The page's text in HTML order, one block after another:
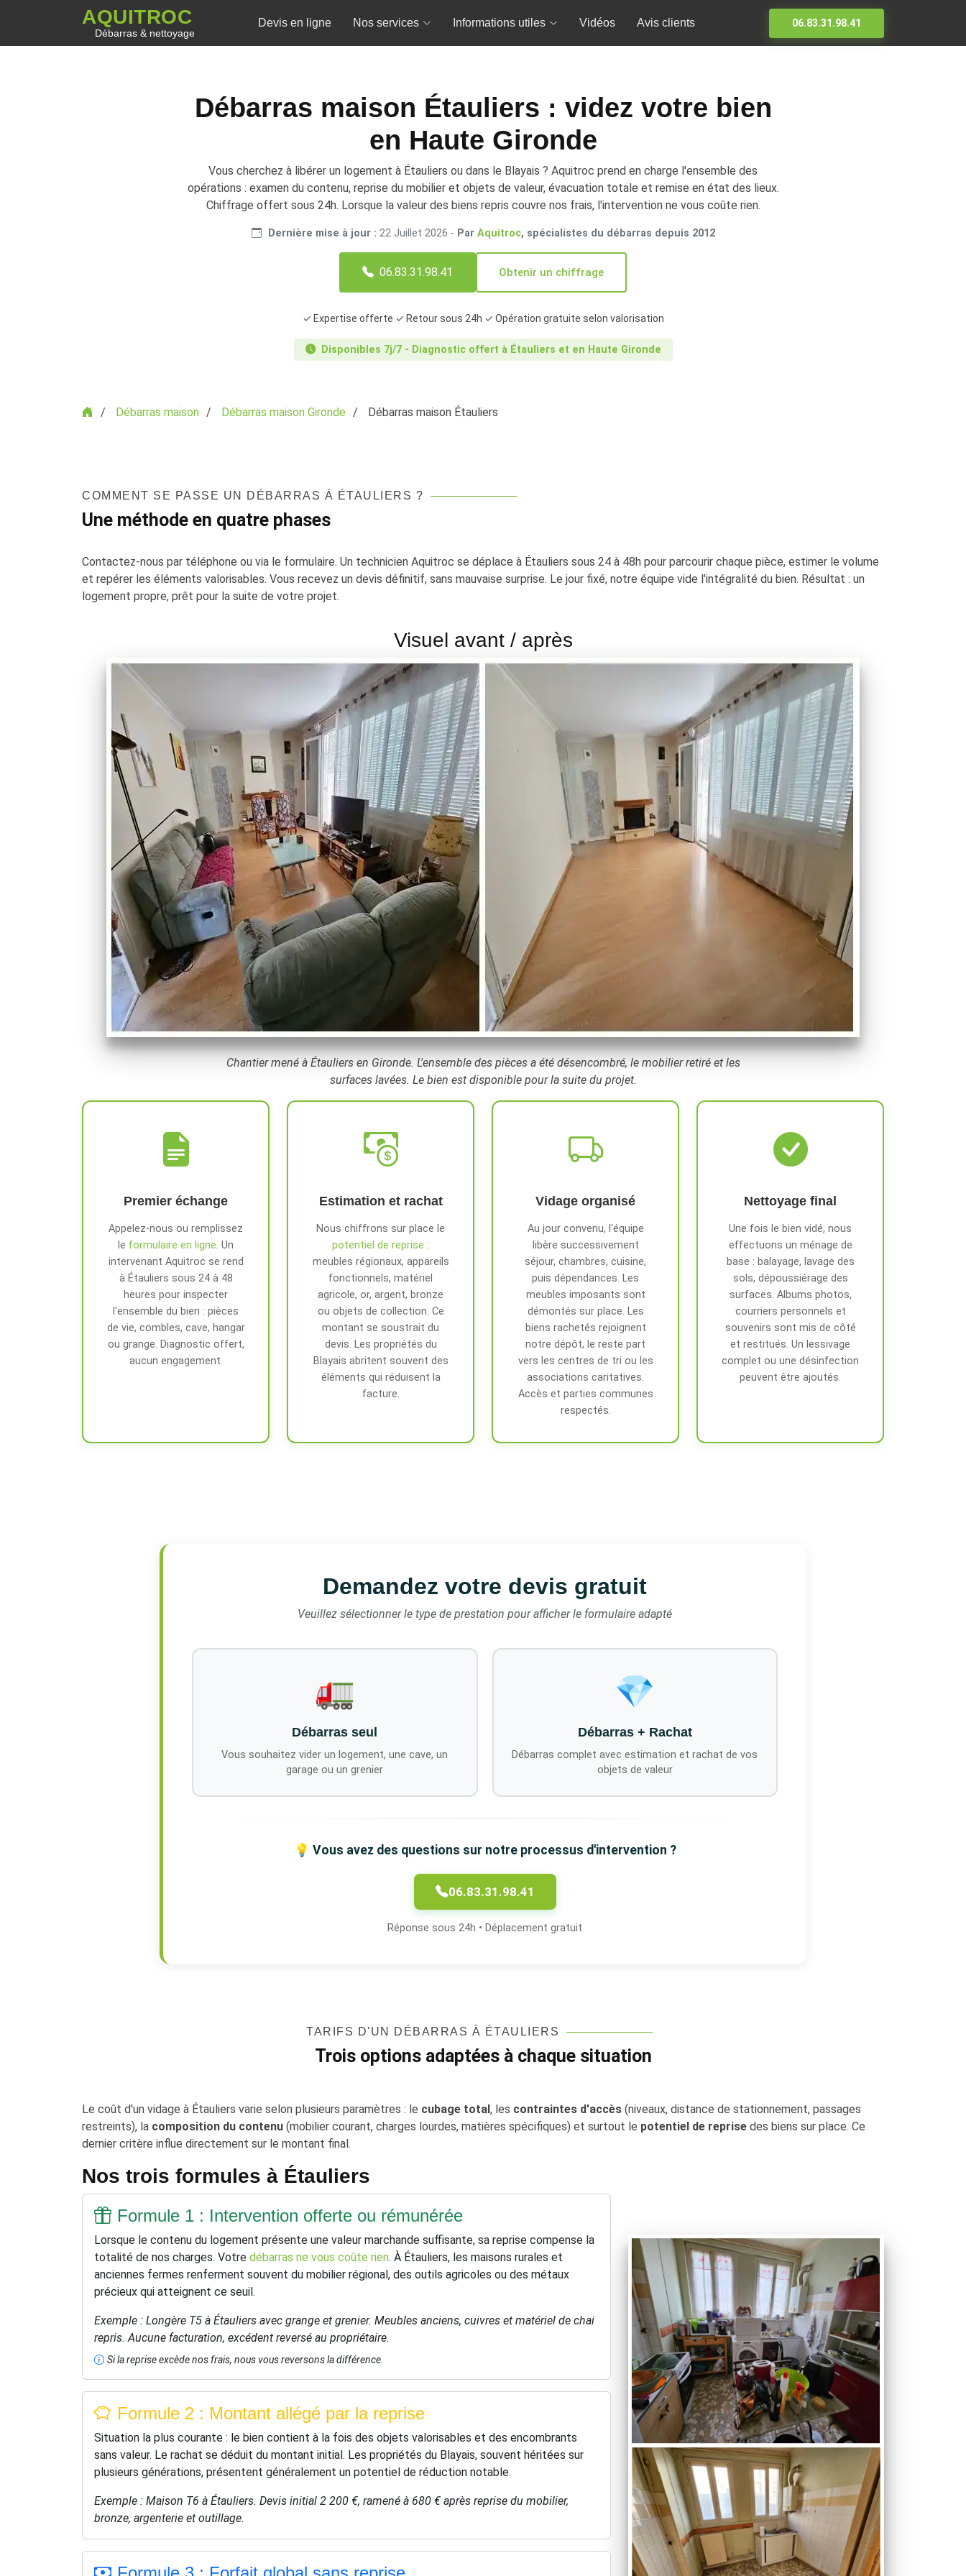
AQUITROC
Débarras & nettoyage
Devis en ligne Nos services Informations utiles Vidéos Avis clients 06.83.31.98.41
Débarras maison Étauliers : videz votre bien
en Haute Gironde
Vous cherchez à libérer un logement à Étauliers ou dans le Blayais ? Aquitroc prend en charge l'ensemble des
opérations : examen du contenu, reprise du mobilier et objets de valeur, évacuation totale et remise en état des lieux.
Chiffrage offert sous 24h. Lorsque la valeur des biens repris couvre nos frais, l'intervention ne vous coûte rien.
Dernière mise à jour : 22 Juillet 2026 - Par Aquitroc, spécialistes du débarras depuis 2012
06.83.31.98.41 Obtenir un chiffrage
✓ Expertise offerte ✓ Retour sous 24h ✓ Opération gratuite selon valorisation
Disponibles 7j/7 - Diagnostic offert à Étauliers et en Haute Gironde
AccueilDébarras maison Débarras maison Gironde Débarras maison Étauliers
COMMENT SE PASSE UN DÉBARRAS À ÉTAULIERS ?
Une méthode en quatre phases
Contactez-nous par téléphone ou via le formulaire. Un technicien Aquitroc se déplace à Étauliers sous 24 à 48h pour parcourir chaque pièce, estimer le volume
et repérer les éléments valorisables. Vous recevez un devis définitif, sans mauvaise surprise. Le jour fixé, notre équipe vide l'intégralité du bien. Résultat : un
logement propre, prêt pour la suite de votre projet.
Visuel avant / après
Chantier mené à Étauliers en Gironde. L'ensemble des pièces a été désencombré, le mobilier retiré et les
surfaces lavées. Le bien est disponible pour la suite du projet.
Premier échange
Appelez-nous ou remplissez
le formulaire en ligne. Un
intervenant Aquitroc se rend
à Étauliers sous 24 à 48
heures pour inspecter
l'ensemble du bien : pièces
de vie, combles, cave, hangar
ou grange. Diagnostic offert,
aucun engagement.
Estimation et rachat
Nous chiffrons sur place le
potentiel de reprise :
meubles régionaux, appareils
fonctionnels, matériel
agricole, or, argent, bronze
ou objets de collection. Ce
montant se soustrait du
devis. Les propriétés du
Blayais abritent souvent des
éléments qui réduisent la
facture.
Vidage organisé
Au jour convenu, l'équipe
libère successivement
séjour, chambres, cuisine,
puis dépendances. Les
meubles imposants sont
démontés sur place. Les
biens rachetés rejoignent
notre dépôt, le reste part
vers les centres de tri ou les
associations caritatives.
Accès et parties communes
respectés.
Nettoyage final
Une fois le bien vidé, nous
effectuons un ménage de
base : balayage, lavage des
sols, dépoussiérage des
surfaces. Albums photos,
courriers personnels et
souvenirs sont mis de côté
et restitués. Un lessivage
complet ou une désinfection
peuvent être ajoutés.
Demandez votre devis gratuit
Veuillez sélectionner le type de prestation pour afficher le formulaire adapté
🚛
Débarras seul
Vous souhaitez vider un logement, une cave, un
garage ou un grenier
💎
Débarras + Rachat
Débarras complet avec estimation et rachat de vos
objets de valeur
💡 Vous avez des questions sur notre processus d'intervention ?
06.83.31.98.41
Réponse sous 24h • Déplacement gratuit
TARIFS D'UN DÉBARRAS À ÉTAULIERS
Trois options adaptées à chaque situation
Le coût d'un vidage à Étauliers varie selon plusieurs paramètres : le cubage total , les contraintes d'accès (niveaux, distance de stationnement, passages
restreints), la composition du contenu (mobilier courant, charges lourdes, matières spécifiques) et surtout le potentiel de reprise des biens sur place. Ce
dernier critère influe directement sur le montant final.
Nos trois formules à Étauliers
Formule 1 : Intervention offerte ou rémunérée
Lorsque le contenu du logement présente une valeur marchande suffisante, sa reprise compense la
totalité de nos charges. Votre débarras ne vous coûte rien. À Étauliers, les maisons rurales et
anciennes fermes renferment souvent du mobilier régional, des outils agricoles ou des métaux
précieux qui atteignent ce seuil.
Exemple : Longère T5 à Étauliers avec grange et grenier. Meubles anciens, cuivres et matériel de chai
repris. Aucune facturation, excédent reversé au propriétaire.
Si la reprise excède nos frais, nous vous reversons la différence.
Formule 2 : Montant allégé par la reprise
Situation la plus courante : le bien contient à la fois des objets valorisables et des encombrants
sans valeur. Le rachat se déduit du montant initial. Les propriétés du Blayais, souvent héritées sur
plusieurs générations, présentent généralement un potentiel de réduction notable.
Exemple : Maison T6 à Étauliers. Devis initial 2 200 €, ramené à 680 € après reprise du mobilier,
bronze, argenterie et outillage.